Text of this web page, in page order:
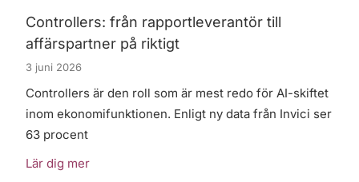
Controllers: från rapportleverantör till
affärspartner på riktigt
3 juni 2026
Controllers är den roll som är mest redo för AI-skiftet
inom ekonomifunktionen. Enligt ny data från Invici ser
63 procent
Lär dig mer